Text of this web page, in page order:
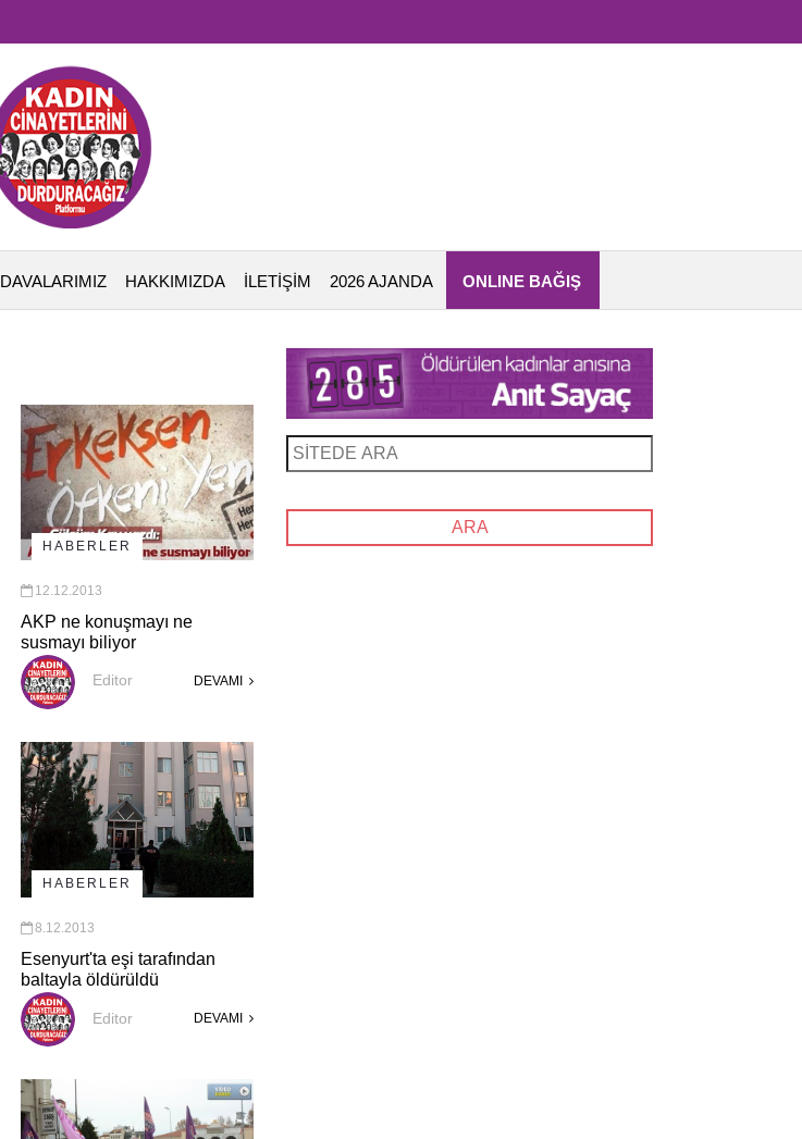
DAVALARIMIZ HAKKIMIZDA İLETİŞİM 2026 AJANDA ONLINE BAĞIŞ
HABERLER
12.12.2013
AKP ne konuşmayı ne
susmayı biliyor
Editor DEVAMI
HABERLER
8.12.2013
Esenyurt'ta eşi tarafından
baltayla öldürüldü
Editor DEVAMI